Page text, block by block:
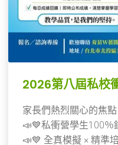
📍課程洽詢：02-
📍教育中心：台北市
2026第八屆私校
家長們熱烈關心的焦
📣💙私衝營學生100％
📣💙 全真模擬 × 精準